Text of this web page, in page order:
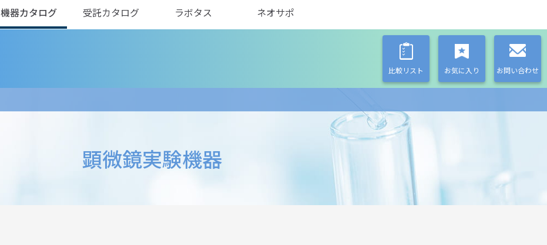
機器カタログ 受託カタログ ラボタス ネオサポ
比較リスト お気に入り お問い合わせ
顕微鏡実験機器